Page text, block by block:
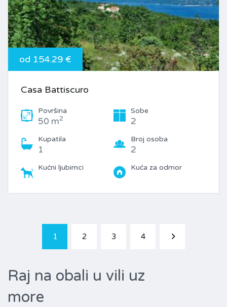
od 154.29 €
Casa Battiscuro
Površina
50 m2
Sobe
2
Kupatila
1
Broj osoba
2
Kućni ljubimci Kuća za odmor
1 2 3 4
Raj na obali u vili uz
more